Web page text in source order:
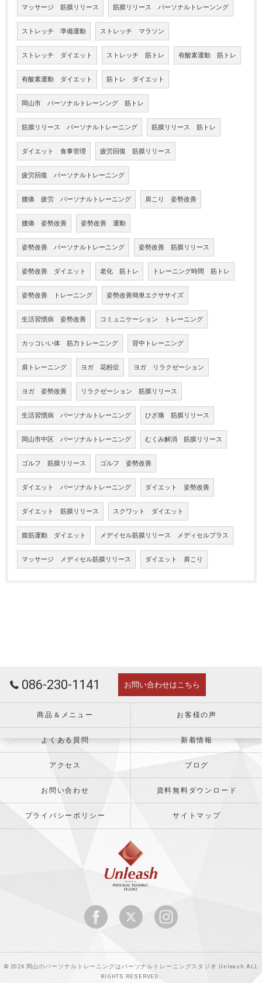
マッサージ 筋膜リリース 筋膜リリース パーソナルトレーンング
ストレッチ 準備運動 ストレッチ マラソン
ストレッチ ダイエット ストレッチ 筋トレ 有酸素運動 筋トレ
有酸素運動 ダイエット 筋トレ ダイエット
岡山市 パーソナルトレーンング 筋トレ
筋膜リリース パーソナルトレーニング 筋膜リリース 筋トレ
ダイエット 食事管理 疲労回復 筋膜リリース
疲労回復 パーソナルトレーニング
腰痛 疲労 パーソナルトレーニング 肩こり 姿勢改善
腰痛 姿勢改善 姿勢改善 運動
姿勢改善 パーソナルトレーニング 姿勢改善 筋膜リリース
姿勢改善 ダイエット 老化 筋トレ トレーニング時間 筋トレ
姿勢改善 トレーニング 姿勢改善簡単エクササイズ
生活習慣病 姿勢改善 コミュニケーション トレーニング
カッコいい体 筋力トレーニング 背中トレーニング
肩トレーニング ヨガ 花粉症 ヨガ リラクゼーション
ヨガ 姿勢改善 リラクゼーション 筋膜リリース
生活習慣病 パーソナルトレーニング ひざ痛 筋膜リリース
岡山市中区 パーソナルトレーニング むくみ解消 筋膜リリース
ゴルフ 筋膜リリース ゴルフ 姿勢改善
ダイエット パーソナルトレーニング ダイエット 姿勢改善
ダイエット 筋膜リリース スクワット ダイエット
腹筋運動 ダイエット メデイセル筋膜リリース メディセルプラス
マッサージ メディセル筋膜リリース ダイエット 肩こり
086-230-1141 お問い合わせはこちら
商品＆メニュー お客様の声
よくある質問 新着情報
アクセス ブログ
お問い合わせ 資料無料ダウンロード
プライバシーポリシー サイトマップ
© 2026 岡山のパーソナルトレーニングはパーソナルトレーニングスタジオ Unleash ALL
RIGHTS RESERVED.